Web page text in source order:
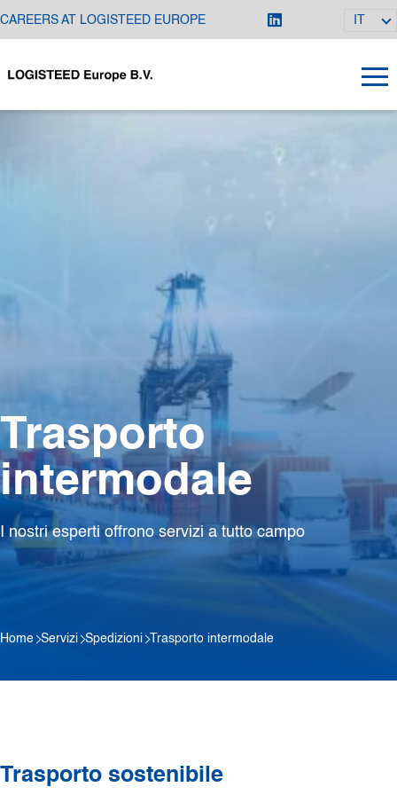
CAREERS AT LOGISTEED EUROPE
Trasporto
intermodale
I nostri esperti offrono servizi a tutto campo
Home Servizi Spedizioni Trasporto intermodale
Trasporto sostenibile